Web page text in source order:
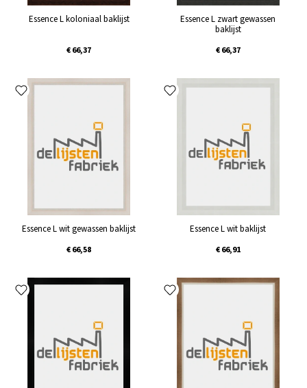
Essence L koloniaal baklijst
€ 66,37
Essence L zwart gewassen
baklijst
€ 66,37
Essence L wit gewassen baklijst
€ 66,58
Essence L wit baklijst
€ 66,91